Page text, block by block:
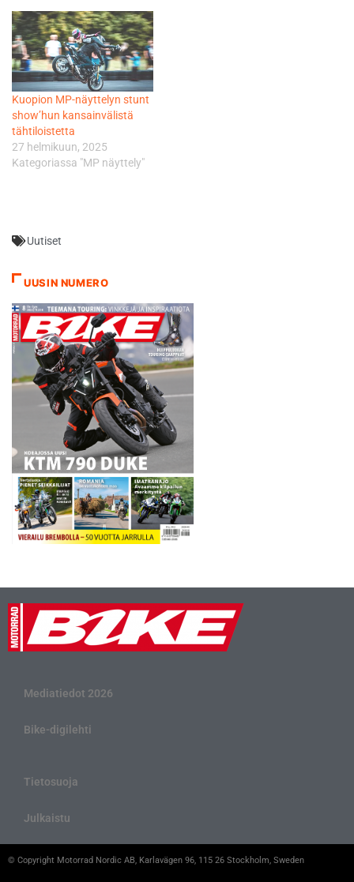
Kuopion MP-näyttelyn stunt
show’hun kansainvälistä
tähtiloistetta
27 helmikuun, 2025
Kategoriassa "MP näyttely"
Uutiset
UUSIN NUMERO
Mediatiedot 2026
Bike-digilehti
Tietosuoja
Julkaistu
© Copyright Motorrad Nordic AB, Karlavägen 96, 115 26 Stockholm, Sweden